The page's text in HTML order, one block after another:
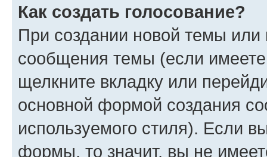
Как создать голосование?
При создании новой темы или
сообщения темы (если
щелкните вкладку или
основной формой создания
используемого стиля). Если
формы, то значит, вы не